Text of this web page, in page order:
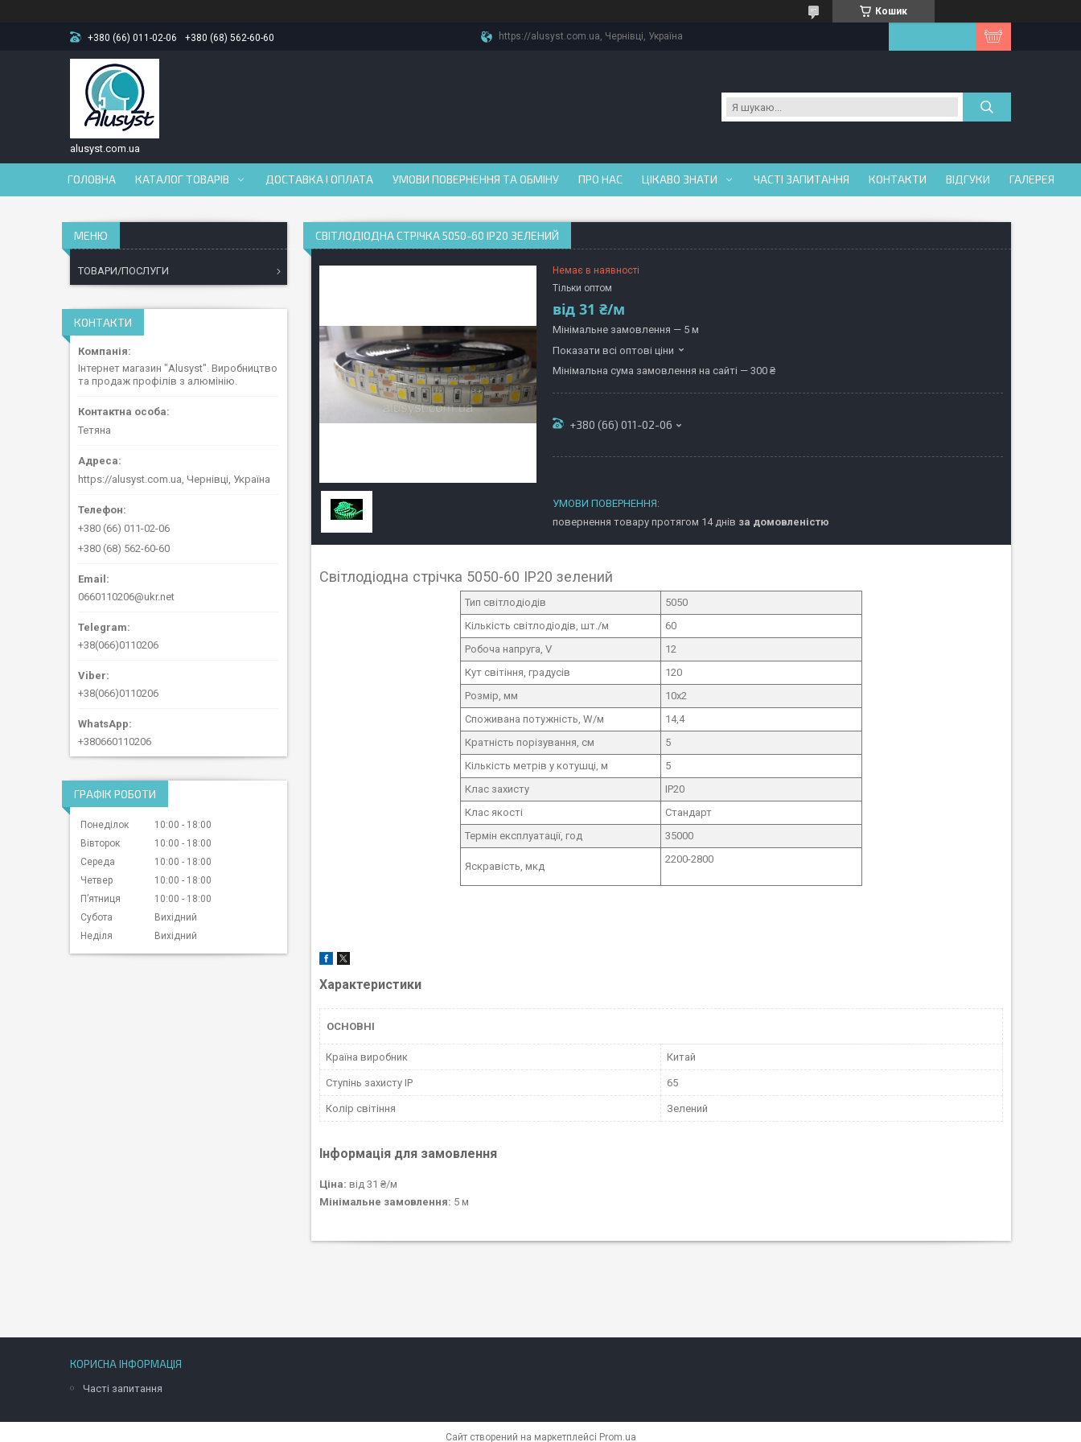
Кошик
+380 (66) 011-02-06 +380 (68) 562-60-60 https://alusyst.com.ua, Чернівці, Україна
alusyst.com.ua
ГОЛОВНА КАТАЛОГ ТОВАРІВ ДОСТАВКА І ОПЛАТА УМОВИ ПОВЕРНЕННЯ ТА ОБМІНУ ПРО НАС ЦІКАВО ЗНАТИ ЧАСТІ ЗАПИТАННЯ КОНТАКТИ ВІДГУКИ ГАЛЕРЕЯ
СВІТЛОДІОДНА СТРІЧКА 5050-60 IP20 ЗЕЛЕНИЙ
Немає в наявності
Тільки оптом
від 31 ₴/м
Мінімальне замовлення — 5 м
Показати всі оптові ціни
Мінімальна сума замовлення на сайті — 300 ₴
+380 (66) 011-02-06
повернення товару протягом 14 днів за домовленістю
Світлодіодна стрічка 5050-60 IP20 зелений
Тип світлодіодів
5050
Кількість світлодіодів, шт./м
60
Робоча напруга, V
12
Кут світіння, градусів
120
Розмір, мм
10х2
Споживана потужність, W/м
14,4
Кратність порізування, см
5
Кількість метрів у котушці, м
5
Клас захисту
IP20
Клас якості
Стандарт
Термін експлуатації, год
35000
Яскравість, мкд
2200-2800
Характеристики
ОСНОВНІ
Країна виробник Китай
Ступінь захисту IP 65
Колір світіння Зелений
Інформація для замовлення
Ціна: від 31 ₴/м
Мінімальне замовлення: 5 м
ТОВАРИ/ПОСЛУГИ
КОНТАКТИ
Інтернет магазин "Alusyst". Виробництво
та продаж профілів з алюмінію.
Тетяна
https://alusyst.com.ua, Чернівці, Україна
+380 (66) 011-02-06
+380 (68) 562-60-60
0660110206@ukr.net
+38(066)0110206
+38(066)0110206
+380660110206
ГРАФІК РОБОТИ
Понеділок 10:00
18:00
Вівторок
10:00
18:00
Середа
10:00
18:00
Четвер
10:00
18:00
Пʼятниця
10:00
18:00
Субота
Вихідний
Неділя
Вихідний
КОРИСНА ІНФОРМАЦІЯ
Часті запитання
Сайт створений на маркетплейсі Prom.ua